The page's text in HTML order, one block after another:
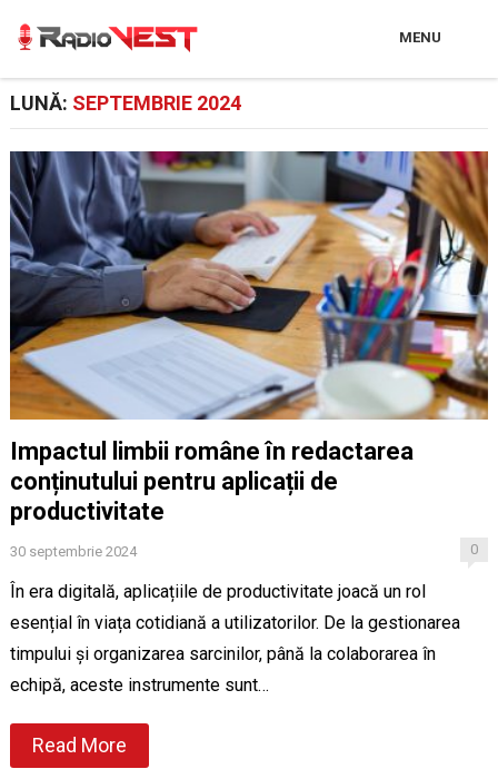
MENU
LUNĂ: SEPTEMBRIE 2024
Impactul limbii române în redactarea
conținutului pentru aplicații de
productivitate
30 septembrie 2024 0
În era digitală, aplicațiile de productivitate joacă un rol
esențial în viața cotidiană a utilizatorilor. De la gestionarea
timpului și organizarea sarcinilor, până la colaborarea în
echipă, aceste instrumente sunt…
Read More